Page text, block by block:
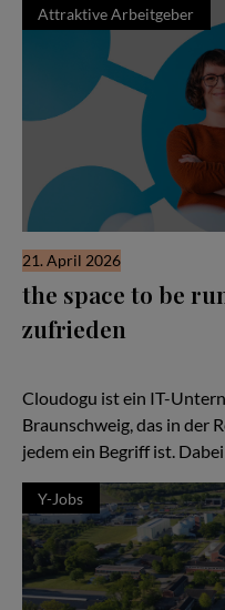
Attraktive Arbeitgeber
21. April 2026
the space to be
zufrieden
Cloudogu ist ein IT-
Braunschweig, das in der
jedem ein Begriff ist.
Y-Jobs